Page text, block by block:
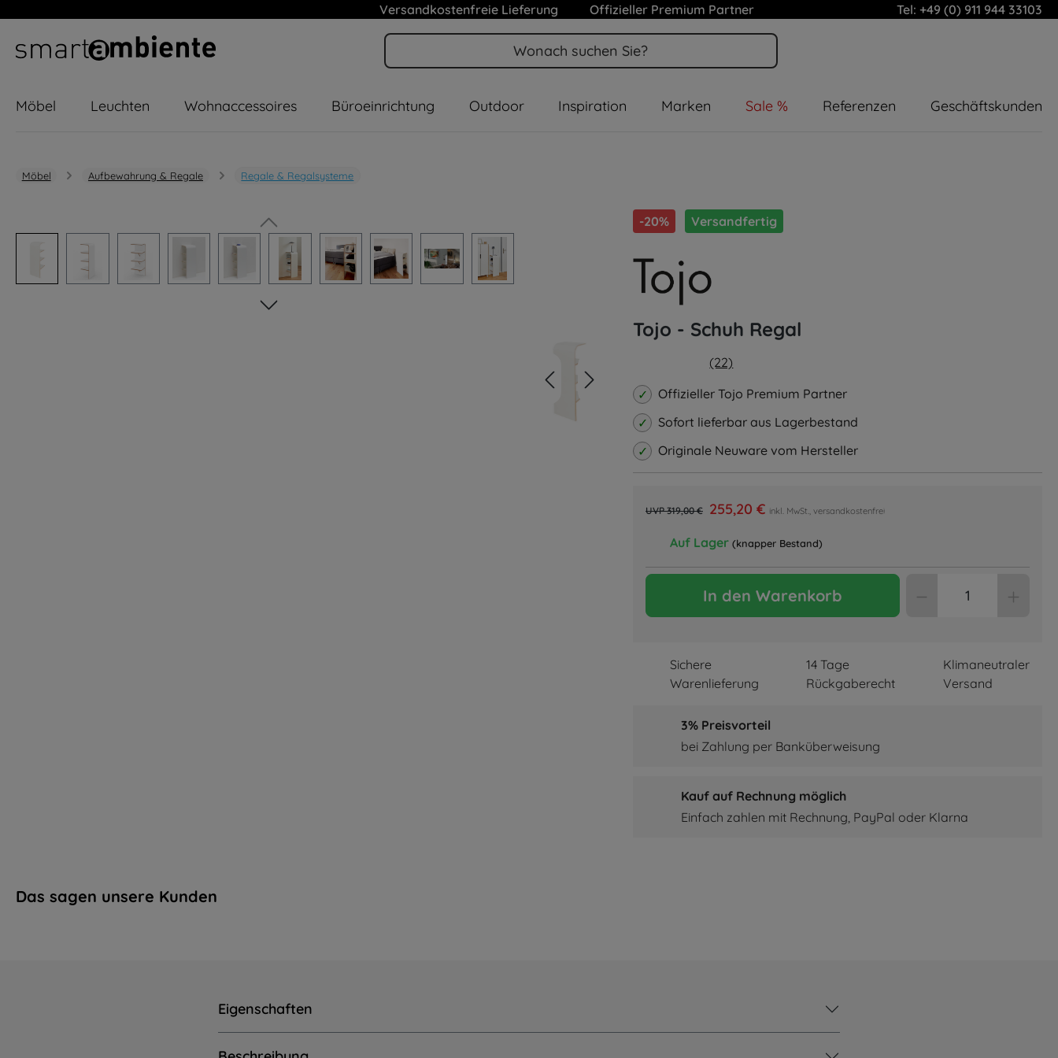
Hauptinhalt springen
Zur Suche springen
Zur Hauptnavigation springen
Versandkostenfreie Lieferung Offizieller Premium Partner Tel: +49 (0) 911 944 33103
Möbel Leuchten Wohnaccessoires Büroeinrichtung Outdoor Inspiration Marken Sale % Referenzen Geschäftskunden
Möbel Aufbewahrung & Regale Regale & Regalsysteme
-20% Versandfertig
Tojo - Schuh Regal
Durchschnittliche Bewertung von 5 von 5 Sternen
(22)
Offizieller Tojo Premium Partner
Sofort lieferbar aus Lagerbestand
Originale Neuware vom Hersteller
319,00 € 255,20 € inkl. MwSt., versandkostenfrei
Auf Lager (knapper Bestand)
In den Warenkorb Produkt
Sichere
Warenlieferung
14 Tage
Rückgaberecht
Klimaneutraler
Versand
3% Preisvorteil
bei Zahlung per Banküberweisung
Kauf auf Rechnung möglich
Einfach zahlen mit Rechnung, PayPal oder Klarna
Das sagen unsere Kunden
Eigenschaften